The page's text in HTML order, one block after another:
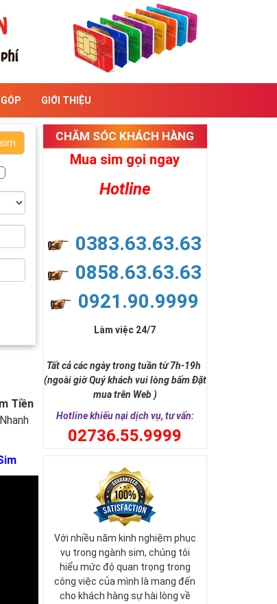
GIỚI THIỆU
Tiền
CHĂM SÓC KHÁCH HÀNG
Mua sim gọi ngay
Hotline
0383.63.63.63
0858.63.63.63
0921.90.9999
Làm việc 24/7
Tất cả các ngày trong tuần từ 7h-19h
(ngoài giờ Quý khách vui lòng bấm Đặt
mua trên Web )
Hotline khiếu nại dịch vụ, tư vấn:
02736.55.9999
Với nhiều năm kinh nghiệm phục
vụ trong ngành sim, chúng tôi
hiểu mức độ quan trọng trong
công việc của mình là mang đến
cho khách hàng sự hài lòng về